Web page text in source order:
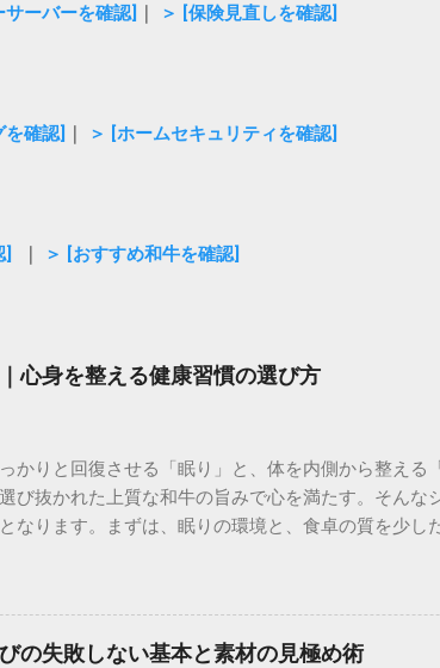
ーバーを確認] ＞ [保険見直しを確認]
を確認] ＞ [ホームセキュリティを確認]
] ＞ [おすすめ和牛を確認]
心身を整える健康習慣の選び方
かりと回復させる「眠り」と、体を内側から整える
び抜かれた上質な和牛の旨みで心を満たす。そんな
なります。まずは、眠りの環境と、食卓の質を少し
かを始めようと決意した経験は誰にでもあるはずで
改善が、数日も経たないうちに負担になり、挫折し
いつの間にか「やらなければならない義務」に変わ
の失敗しない基本と素材の見極め術